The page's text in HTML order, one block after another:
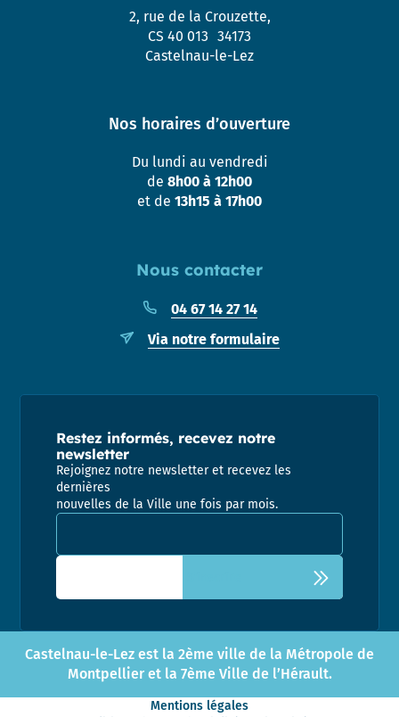
Nous contacter
04 67 14 27 14
Via notre formulaire
2, rue de la Crouzette,
CS 40 013 34173
Castelnau-le-Lez
Nos horaires d’ouverture
Du lundi au vendredi
de 8h00 à 12h00
et de 13h15 à 17h00
Restez informés, recevez notre
newsletter
Rejoignez notre newsletter et recevez les
dernières
nouvelles de la Ville une fois par mois.
Adresse email pour la newsletter
Castelnau-le-Lez est la 2ème ville de la Métropole de
Montpellier et la 7ème Ville de l’Hérault.
Mentions légales